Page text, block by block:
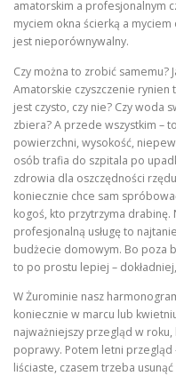
amatorskim a profesjonalnym
myciem okna ścierką a
jest nieporównywalny.
Czy można to zrobić samemu?
Amatorskie czyszczenie rynien
jest czysto, czy nie? Czy woda
zbiera? A przede wszystkim –
powierzchni, wysokość,
osób trafia do szpitala po
zdrowia dla oszczędności
koniecznie chce sam
kogoś, kto przytrzyma drabinę.
profesjonalną usługę to
budżecie domowym. Bo poza
to po prostu lepiej –
W Żurominie nasz
koniecznie w marcu lub
najważniejszy przegląd w
poprawy. Potem letni przegląd
liściaste, czasem trzeba